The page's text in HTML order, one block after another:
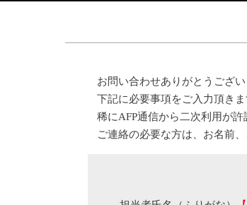
お問い合わせありがとうござい
下記に必要事項をご入力頂き
稀にAFP通信から二次利用が
ご連絡の必要な方は、お名前